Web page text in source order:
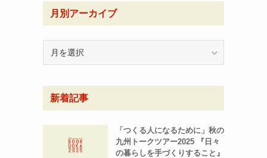
月別アーカイブ
ー
イ
ブ
新着記事
「つくる人になるために」秋の
九州トークツアー2025 『日々
の暮らしを手づくりすること』